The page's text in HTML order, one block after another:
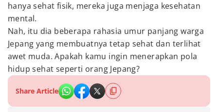
hanya sehat fisik, mereka juga menjaga kesehatan
mental.
Nah, itu dia beberapa rahasia umur panjang warga
Jepang yang membuatnya tetap sehat dan terlihat
awet muda. Apakah kamu ingin menerapkan pola
hidup sehat seperti orang Jepang?
Share Article